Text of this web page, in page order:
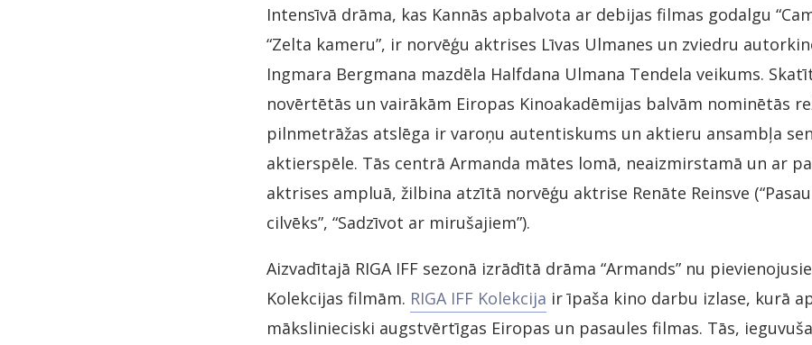
Intensīvā drāma, kas Kannās apbalvota ar debijas filmas godalgu
“Zelta kameru”, ir norvēģu aktrises Līvas Ulmanes un zviedru
Ingmara Bergmana mazdēla Halfdana Ulmana Tendela veikums.
novērtētās un vairākām Eiropas Kinoakadēmijas balvām nominētās
pilnmetrāžas atslēga ir varoņu autentiskums un aktieru ansambļa
aktierspēle. Tās centrā Armanda mātes lomā, neaizmirstamā un ar
aktrises ampluā, žilbina atzītā norvēģu aktrise Renāte Reinsve
cilvēks”, “Sadzīvot ar mirušajiem”).
Aizvadītajā RIGA IFF sezonā izrādītā drāma “Armands” nu
Kolekcijas filmām. RIGA IFF Kolekcija ir īpaša kino darbu izlase, kurā
mākslinieciski augstvērtīgas Eiropas un pasaules filmas. Tās,